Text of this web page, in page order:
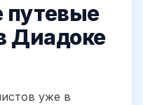
путевые
Диадоке
уже в